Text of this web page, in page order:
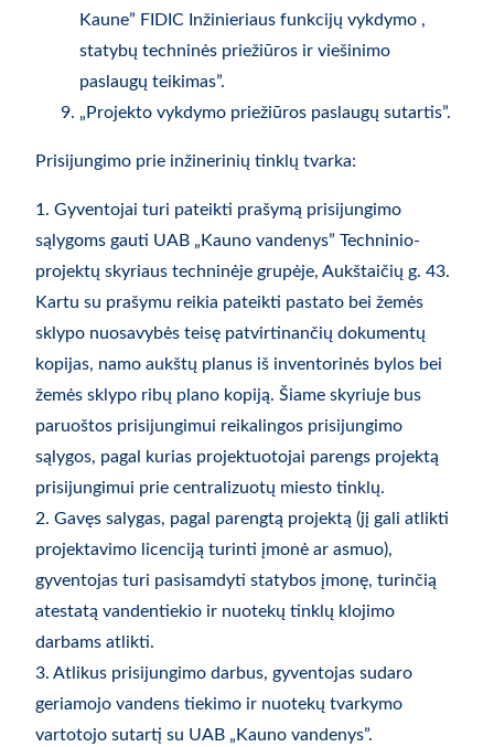
Kaune” FIDIC Inžinieriaus funkcijų vykdymo ,
statybų techninės priežiūros ir viešinimo
paslaugų teikimas”.
„Projekto vykdymo priežiūros paslaugų sutartis”.
Prisijungimo prie inžinerinių tinklų tvarka:
1. Gyventojai turi pateikti prašymą prisijungimo
sąlygoms gauti UAB „Kauno vandenys” Techninio-
projektų skyriaus techninėje grupėje, Aukštaičių g. 43.
Kartu su prašymu reikia pateikti pastato bei žemės
sklypo nuosavybės teisę patvirtinančių dokumentų
kopijas, namo aukštų planus iš inventorinės bylos bei
žemės sklypo ribų plano kopiją. Šiame skyriuje bus
paruoštos prisijungimui reikalingos prisijungimo
sąlygos, pagal kurias projektuotojai parengs projektą
prisijungimui prie centralizuotų miesto tinklų.
2. Gavęs salygas, pagal parengtą projektą (jį gali atlikti
projektavimo licenciją turinti įmonė ar asmuo),
gyventojas turi pasisamdyti statybos įmonę, turinčią
atestatą vandentiekio ir nuotekų tinklų klojimo
darbams atlikti.
3. Atlikus prisijungimo darbus, gyventojas sudaro
geriamojo vandens tiekimo ir nuotekų tvarkymo
vartotojo sutartį su UAB „Kauno vandenys”.